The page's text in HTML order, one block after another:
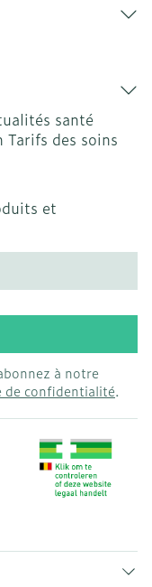
santé
Tarifs des soins
et
à notre
de confidentialité.